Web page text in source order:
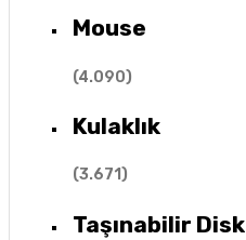
Mouse
(4.090)
Kulaklık
(3.671)
Taşınabilir Disk